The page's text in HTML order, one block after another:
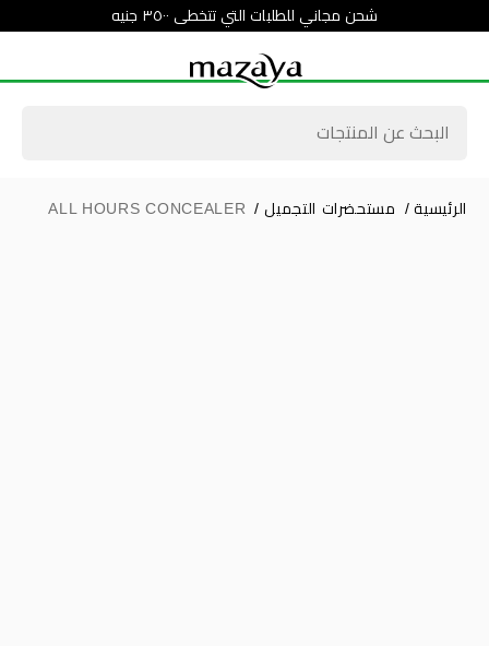
شحن مجاني للطلبات التي تتخطى ٣٥٠٠ جنيه
الرئيسية / مستحضرات التجميل /
ALL HOURS CONCEALER